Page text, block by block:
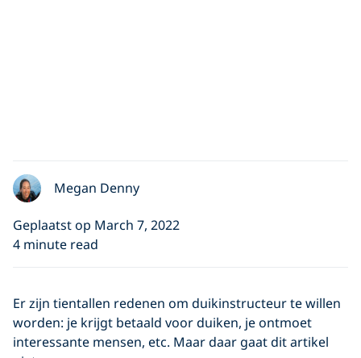
Megan Denny
Geplaatst op March 7, 2022
4 minute read
Er zijn tientallen redenen om duikinstructeur te willen
worden: je krijgt betaald voor duiken, je ontmoet
interessante mensen, etc. Maar daar gaat dit artikel